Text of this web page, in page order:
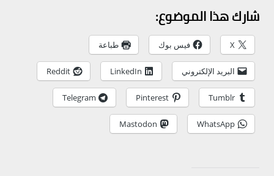
شارك هذا الموضوع:
X فيس بوك طباعة
البريد الإلكتروني LinkedIn
Reddit
Tumblr
Pinterest
Telegram
WhatsApp
Mastodon